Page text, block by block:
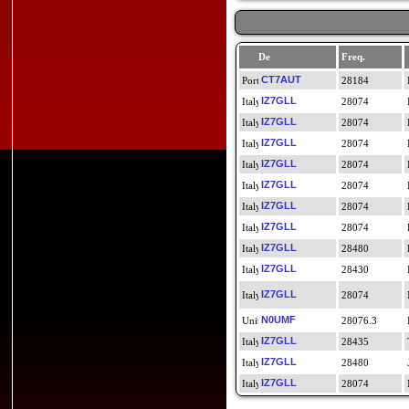
De Freq.
CT7AUT
28184
IZ7GLL
28074
IZ7GLL
28074
IZ7GLL
28074
IZ7GLL
28074
IZ7GLL
28074
IZ7GLL
28074
IZ7GLL
28074
IZ7GLL
28480
IZ7GLL
28430
IZ7GLL 28074
N0UMF
28076.3
IZ7GLL
28435
IZ7GLL
28480
IZ7GLL
28074